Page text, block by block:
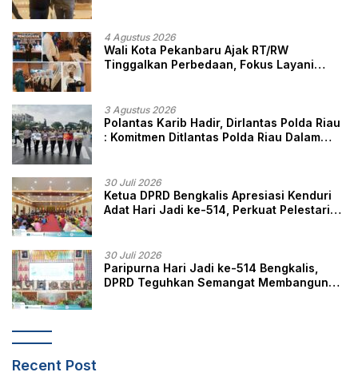
4 Agustus 2026
Wali Kota Pekanbaru Ajak RT/RW
Tinggalkan Perbedaan, Fokus Layani
3 Agustus 2026
Polantas Karib Hadir, Dirlantas Polda Riau
: Komitmen Ditlantas Polda Riau Dalam
30 Juli 2026
Ketua DPRD Bengkalis Apresiasi Kenduri
Adat Hari Jadi ke-514, Perkuat Pelestarian
30 Juli 2026
Paripurna Hari Jadi ke-514 Bengkalis,
DPRD Teguhkan Semangat Membangun
Recent Post